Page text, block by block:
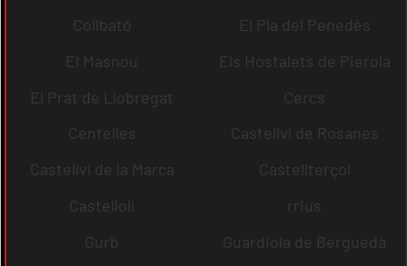
Collbató
El Pla del Penedès
El Masnou
Els Hostalets de Pierola
El Prat de Llobregat
Cercs
Centelles
Castellví de Rosanes
Castellví de la Marca
Castellterçol
Castellolí
rrius
Gurb
Guardiola de Berguedà